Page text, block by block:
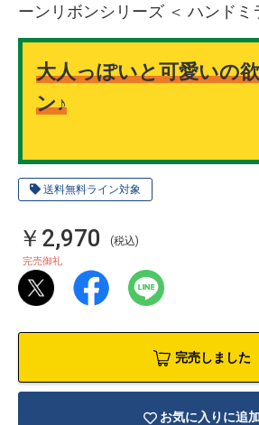
送料無料ライン対象
ーンリボンシリーズ ＜ ハンドミ
大人っぽいと可愛いの
ン♪
￥2,970 (税込)
完売御礼
完売しました
お気に入りに追加